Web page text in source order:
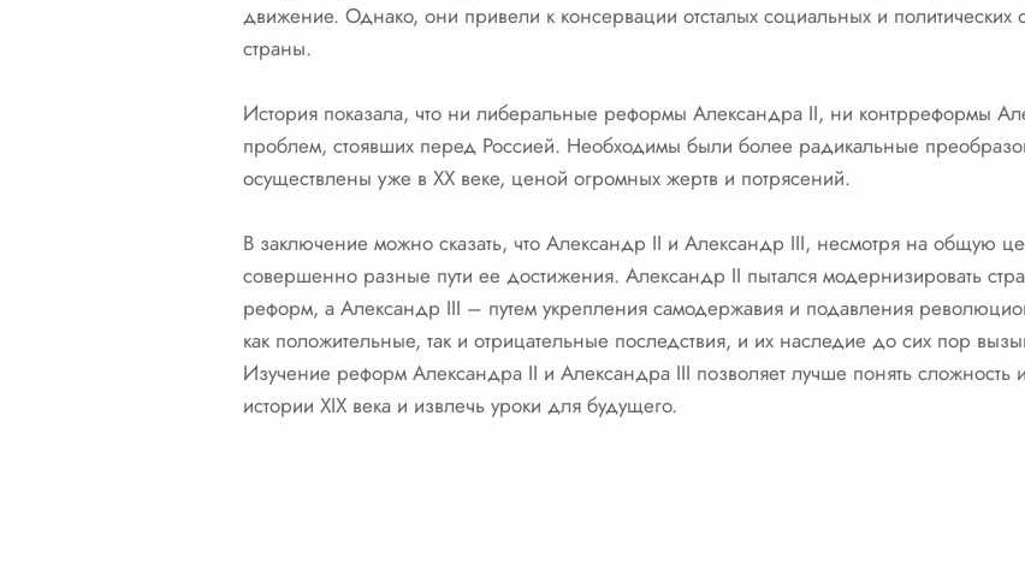
движение. Однако, они привели к консервации отсталых социальных и политических
страны.
История показала, что ни либеральные реформы Александра II, ни контрреформы
проблем, стоявших перед Россией. Необходимы были более радикальные
осуществлены уже в XX веке, ценой огромных жертв и потрясений.
В заключение можно сказать, что Александр II и Александр III, несмотря на общую
совершенно разные пути ее достижения. Александр II пытался модернизировать
реформ, а Александр III – путем укрепления самодержавия и подавления
как положительные, так и отрицательные последствия, и их наследие до сих пор
Изучение реформ Александра II и Александра III позволяет лучше понять сложность
истории XIX века и извлечь уроки для будущего.